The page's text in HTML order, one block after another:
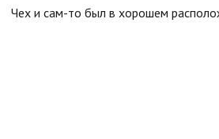
Чех и сам-то был в хорошем